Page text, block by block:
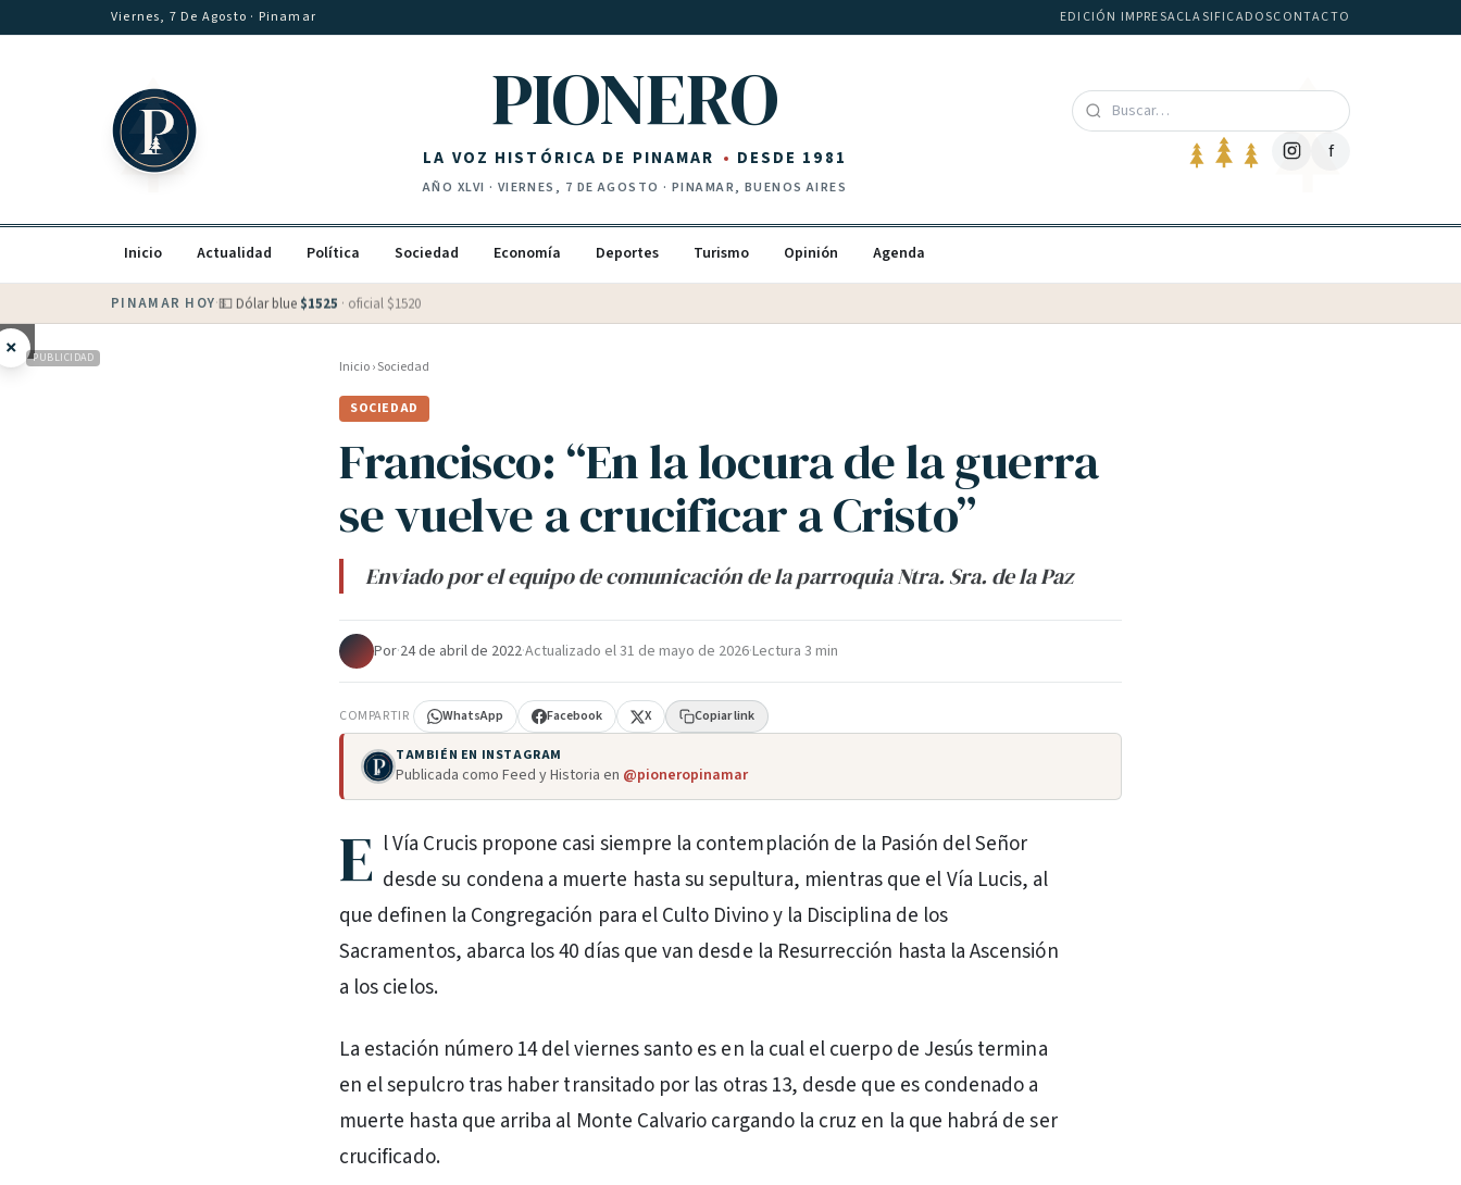
Saltar al contenidoViernes, 7 De Agosto · Pinamar EDICIÓN IMPRESACLASIFICADOSCONTACTO
PIONERO
LA VOZ HISTÓRICA DE PINAMAR DESDE 1981
AÑO XLVI · VIERNES, 7 DE AGOSTO · PINAMAR, BUENOS AIRES
f
Inicio Actualidad Política Sociedad Economía Deportes Turismo Opinión Agenda
PINAMAR HOY·💵 Dólar blue $1525 · oficial $1520
× PUBLICIDAD Inicio›Sociedad
SOCIEDAD
Francisco: “En la locura de la guerra
se vuelve a crucificar a Cristo”
Enviado por el equipo de comunicación de la parroquia Ntra. Sra. de la Paz
Por·24 de abril de 2022·Actualizado el31 de mayo de 2026·Lectura 3 min
COMPARTIR WhatsApp Facebook X Copiar link
TAMBIÉN EN INSTAGRAM
Publicada como Feed y Historia en @pioneropinamar
E l Vía Crucis propone casi siempre la contemplación de la Pasión del Señor
desde su condena a muerte hasta su sepultura, mientras que el Vía Lucis, al
que definen la Congregación para el Culto Divino y la Disciplina de los
Sacramentos, abarca los 40 días que van desde la Resurrección hasta la Ascensión
a los cielos.
La estación número 14 del viernes santo es en la cual el cuerpo de Jesús termina
en el sepulcro tras haber transitado por las otras 13, desde que es condenado a
muerte hasta que arriba al Monte Calvario cargando la cruz en la que habrá de ser
crucificado.